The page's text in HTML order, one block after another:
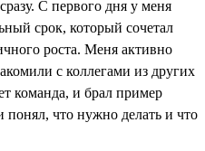
С первого дня у меня
срок, который сочетал
роста. Меня активно
с коллегами из других
команда, и брал пример
что нужно делать и что